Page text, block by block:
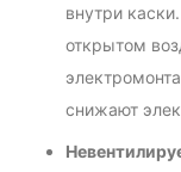
внутри
открытом
снижают